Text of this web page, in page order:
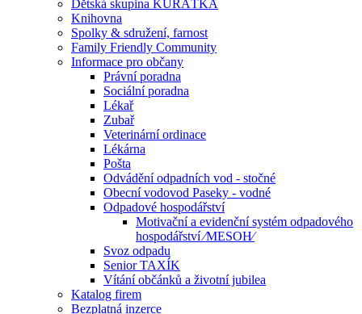
Dětská skupina KUŘÁTKA
Knihovna
Spolky & sdružení, farnost
Family Friendly Community
Informace pro občany
Právní poradna
Sociální poradna
Lékař
Zubař
Veterinární ordinace
Lékárna
Pošta
Odvádění odpadních vod - stočné
Obecní vodovod Paseky - vodné
Odpadové hospodářství
Motivační a evidenční systém odpadového
hospodářství ⁄MESOH⁄
Svoz odpadu
Senior TAXÍK
Vítání občánků a životní jubilea
Katalog firem
Bezplatná inzerce